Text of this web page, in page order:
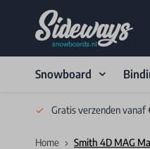
Snowboard
Gratis verzenden vanaf
Home Smith 4D MAG